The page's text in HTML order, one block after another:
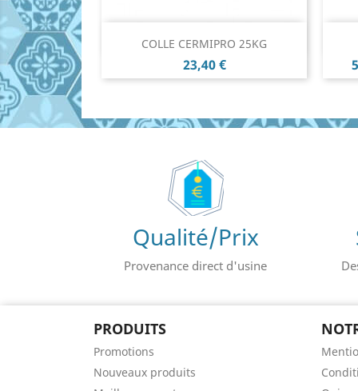
COLLE CERMIPRO 25KG
Prix
23,40 €
 Aperçu rapide
Qualité/Prix
Provenance direct d'usine
PRODUITS
Promotions
Nouveaux produits